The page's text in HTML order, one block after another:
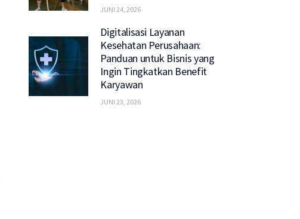
JUNI 24, 2026
Digitalisasi Layanan
Kesehatan Perusahaan:
Panduan untuk Bisnis yang
Ingin Tingkatkan Benefit
Karyawan
JUNI 23, 2026